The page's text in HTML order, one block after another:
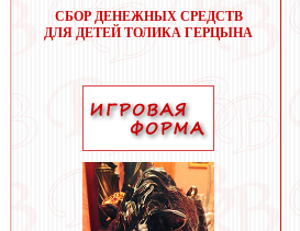
СБОР ДЕНЕЖНЫХ СРЕДСТВ
ДЛЯ ДЕТЕЙ ТОЛИКА ГЕРЦЫНА